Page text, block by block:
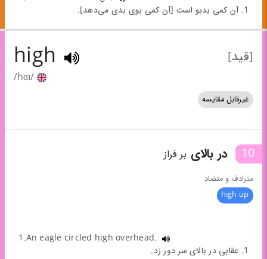
1. آن کمی بدبو است [آن کمی بوی بدی می‌دهد].
[قید] high
/hɑɪ/
غیرقابل مقایسه
10 در بالای بر فراز
مترادف و متضاد
high up
1.An eagle circled high overhead.
1. عقابی در بالای سر دور زد.